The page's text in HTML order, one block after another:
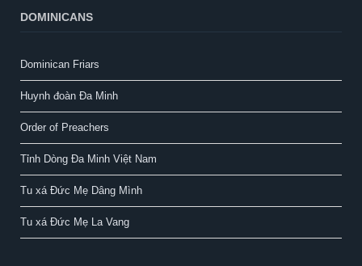
DOMINICANS
Dominican Friars
Huynh đoàn Đa Minh
Order of Preachers
Tỉnh Dòng Đa Minh Việt Nam
Tu xá Đức Mẹ Dâng Mình
Tu xá Đức Mẹ La Vang